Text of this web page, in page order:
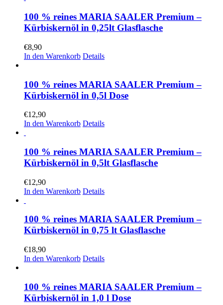
100 % reines MARIA SAALER Premium –
Kürbiskernöl in 0,25lt Glasflasche
€8,90
In den Warenkorb Details
100 % reines MARIA SAALER Premium –
Kürbiskernöl in 0,5l Dose
€12,90
In den Warenkorb Details
100 % reines MARIA SAALER Premium –
Kürbiskernöl in 0,5lt Glasflasche
€12,90
In den Warenkorb Details
100 % reines MARIA SAALER Premium –
Kürbiskernöl in 0,75 lt Glasflasche
€18,90
In den Warenkorb Details
100 % reines MARIA SAALER Premium –
Kürbiskernöl in 1,0 l Dose